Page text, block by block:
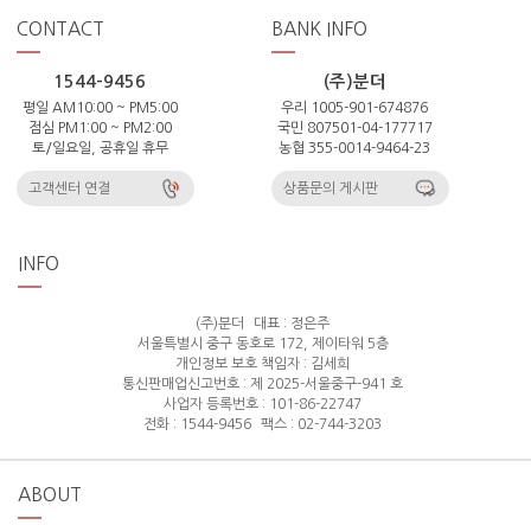
CONTACT
1544-9456
평일 AM10:00 ~ PM5:00
점심 PM1:00 ~ PM2:00
토/일요일, 공휴일 휴무
고객센터 연결
BANK INFO
(주)분더
우리 1005-901-674876
국민 807501-04-177717
농협 355-0014-9464-23
상품문의 게시판
INFO
(주)분더
대표 : 정은주
서울특별시 중구 동호로 172, 제이타워 5층
개인정보 보호 책임자 : 김세희
통신판매업신고번호 : 제 2025-서울중구-941 호
사업자 등록번호 : 101-86-22747
전화 : 1544-9456
팩스 : 02-744-3203
ABOUT